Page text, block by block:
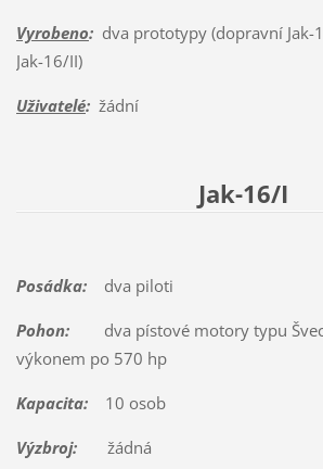
Vyrobeno:dva prototypy (dopravní Jak-
Jak-16/II)
Uživatelé:žádní
Jak-16/I
Posádka:dva piloti
Pohon:dva pístové motory typu
výkonem po 570 hp
Kapacita:10 osob
Výzbroj:žádná